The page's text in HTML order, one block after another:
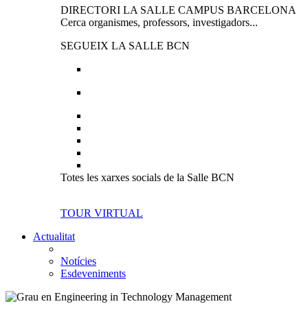
DIRECTORI LA SALLE CAMPUS BARCELONA
Cerca organismes, professors, investigadors...
SEGUEIX LA SALLE BCN
Totes les xarxes socials de la Salle BCN
TOUR VIRTUAL
Actualitat
Notícies
Esdeveniments